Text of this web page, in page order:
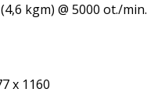
kgm) @ 5000 ot./min.
x 1160